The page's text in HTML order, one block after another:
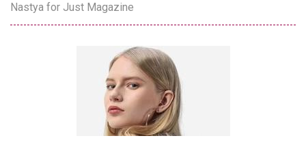
Nastya for Just Magazine